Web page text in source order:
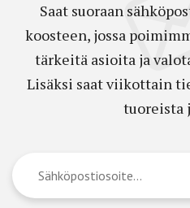
Saat suoraan
koosteen, jossa
tärkeitä asioita ja
Lisäksi saat viikottain
tuoreista